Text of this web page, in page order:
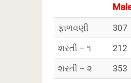
ફાળવણી 307
શરતી – ૧
212
શરતી – ૨
353